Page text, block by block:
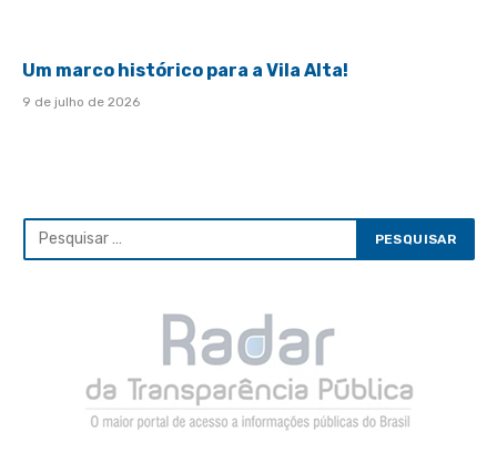
Um marco histórico para a Vila Alta!
9 de julho de 2026